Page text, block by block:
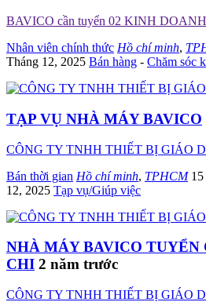
BAVICO cần tuyển 02 KINH
Nhân viên chính thức Hồ chí minh,
Tháng 12, 2025 Bán hàng - Chăm sóc
TẠP VỤ NHÀ MÁY BAVICO
CÔNG TY TNHH THIẾT BỊ GIÁO
Bán thời gian Hồ chí minh, TPHCM
12, 2025 Tạp vụ/Giúp việc
NHÀ MÁY BAVICO TUYỂN
CHI 2 năm trước
CÔNG TY TNHH THIẾT BỊ GIÁO